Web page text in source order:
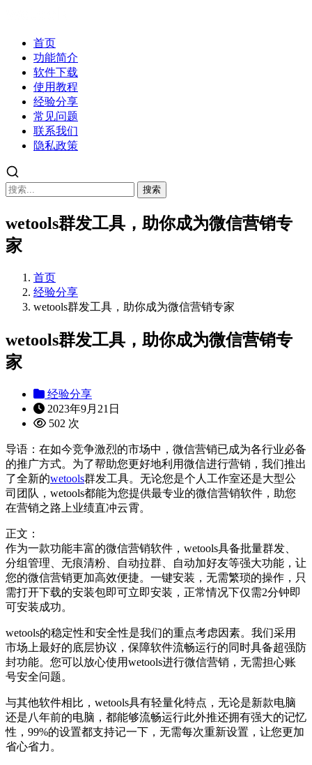
首页
功能简介
软件下载
使用教程
经验分享
常见问题
联系我们
隐私政策
搜索
wetools群发工具，助你成为微信营销专
家
首页
经验分享
wetools群发工具，助你成为微信营销专家
wetools群发工具，助你成为微信营销专
家
经验分享
2023年9月21日
502 次
导语：在如今竞争激烈的市场中，微信营销已成为各行业必备
的推广方式。为了帮助您更好地利用微信进行营销，我们推出
了全新的wetools群发工具。无论您是个人工作室还是大型公
司团队，wetools都能为您提供最专业的微信营销软件，助您
在营销之路上业绩直冲云霄。
正文：
作为一款功能丰富的微信营销软件，wetools具备批量群发、
分组管理、无痕清粉、自动拉群、自动加好友等强大功能，让
您的微信营销更加高效便捷。一键安装，无需繁琐的操作，只
需打开下载的安装包即可立即安装，正常情况下仅需2分钟即
可安装成功。
wetools的稳定性和安全性是我们的重点考虑因素。我们采用
市场上最好的底层协议，保障软件流畅运行的同时具备超强防
封功能。您可以放心使用wetools进行微信营销，无需担心账
号安全问题。
与其他软件相比，wetools具有轻量化特点，无论是新款电脑
还是八年前的电脑，都能够流畅运行此外推还拥有强大的记忆
性，99%的设置都支持记一下，无需每次重新设置，让您更加
省心省力。